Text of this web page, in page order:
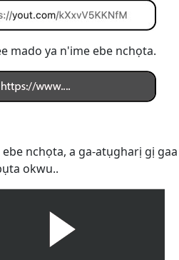
mado ya n'ime ebe nchọta.
nchọta, a ga-atụgharị gị
okwu..